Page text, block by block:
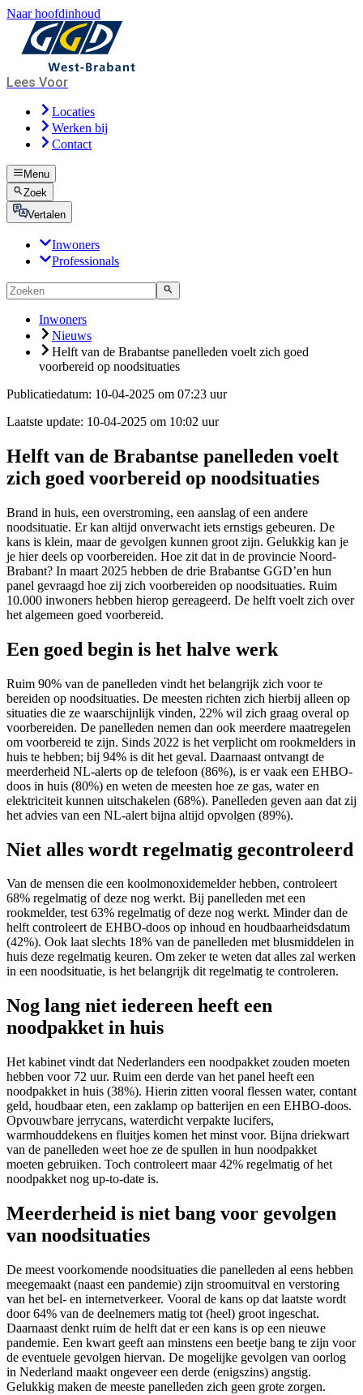
Naar hoofdinhoud
Lees Voor
Locaties
Werken bij
Contact
Menu
Zoek
Vertalen
Inwoners
Professionals
Inwoners
Nieuws
Helft van de Brabantse panelleden voelt zich goed
voorbereid op noodsituaties
Publicatiedatum: 10-04-2025 om 07:23 uur
Laatste update: 10-04-2025 om 10:02 uur
Helft van de Brabantse panelleden voelt
zich goed voorbereid op noodsituaties
Brand in huis, een overstroming, een aanslag of een andere
noodsituatie. Er kan altijd onverwacht iets ernstigs gebeuren. De
kans is klein, maar de gevolgen kunnen groot zijn. Gelukkig kan je
je hierdeels op voorbereiden. Hoe zit dat in de provincie Noord-
Brabant? In maart 2025 hebben de drie Brabantse GGD’en hun
panel gevraagd hoe zij zich voorbereiden op noodsituaties. Ruim
10.000 inwoners hebben hierop gereageerd. De helft voelt zich over
het algemeen goed voorbereid.
Een goed begin is het halve werk
Ruim 90% van de panelleden vindt het belangrijk zich voor te
bereiden op noodsituaties. De meesten richten zich hierbij alleen op
situaties die ze waarschijnlijk vinden, 22% wil zich graag overal op
voorbereiden. De panelleden nemen dan ook meerdere maatregelen
om voorbereid te zijn. Sinds 2022 is het verplicht om rookmelders in
huis te hebben; bij 94% is dit het geval. Daarnaast ontvangt de
meerderheid NL-alerts op de telefoon (86%), is er vaak een EHBO-
doos in huis (80%) en weten de meesten hoe ze gas, water en
elektriciteit kunnen uitschakelen (68%). Panelleden geven aan dat zij
het advies van een NL-alert bijna altijd opvolgen (89%).
Niet alles wordt regelmatig gecontroleerd
Van de mensen die een koolmonoxidemelder hebben, controleert
68% regelmatig of deze nog werkt. Bij panelleden met een
rookmelder, test 63% regelmatig of deze nog werkt. Minder dan de
helft controleert de EHBO-doos op inhoud en houdbaarheidsdatum
(42%). Ook laat slechts 18% van de panelleden met blusmiddelen in
huis deze regelmatig keuren. Om zeker te weten dat alles zal werken
in een noodsituatie, is het belangrijk dit regelmatig te controleren.
Nog lang niet iedereen heeft een
noodpakket in huis
Het kabinet vindt dat Nederlanders een noodpakket zouden moeten
hebben voor 72 uur. Ruim een derde van het panel heeft een
noodpakket in huis (38%). Hierin zitten vooral flessen water, contant
geld, houdbaar eten, een zaklamp op batterijen en een EHBO-doos.
Opvouwbare jerrycans, waterdicht verpakte lucifers,
warmhouddekens en fluitjes komen het minst voor. Bijna driekwart
van de panelleden weet hoe ze de spullen in hun noodpakket
moeten gebruiken. Toch controleert maar 42% regelmatig of het
noodpakket nog up-to-date is.
Meerderheid is niet bang voor gevolgen
van noodsituaties
De meest voorkomende noodsituaties die panelleden al eens hebben
meegemaakt (naast een pandemie) zijn stroomuitval en verstoring
van het bel- en internetverkeer. Vooral de kans op dat laatste wordt
door 64% van de deelnemers matig tot (heel) groot ingeschat.
Daarnaast denkt ruim de helft dat er een kans is op een nieuwe
pandemie. Een kwart geeft aan minstens een beetje bang te zijn voor
de eventuele gevolgen hiervan. De mogelijke gevolgen van oorlog
in Nederland maakt ongeveer een derde (enigszins) angstig.
Gelukkig maken de meeste panelleden zich geen grote zorgen.